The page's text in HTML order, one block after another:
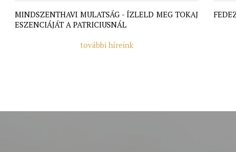
MINDSZENTHAVI MULATSÁG - ÍZLELD MEG TOKAJ
ESZENCIÁJÁT A PATRICIUSNÁL
további híreink